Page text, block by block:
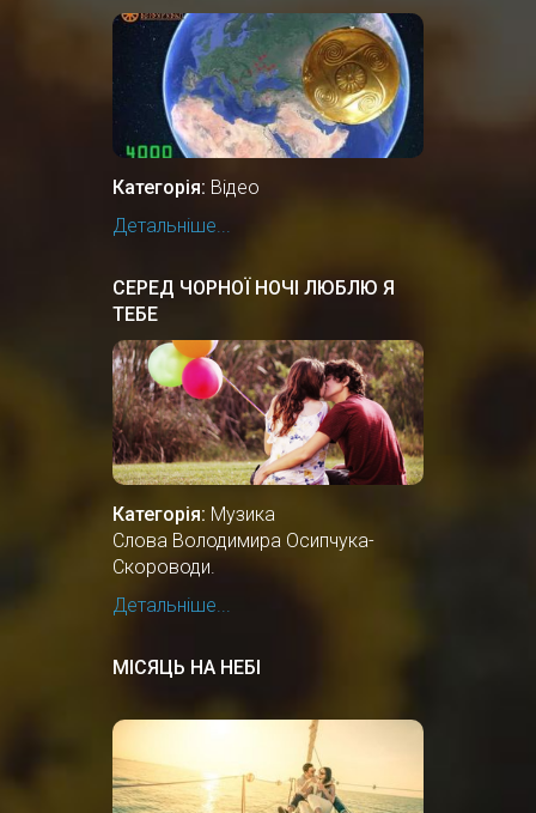
Категорія: Відео
Детальніше...
СЕРЕД ЧОРНОЇ НОЧІ ЛЮБЛЮ Я
ТЕБЕ
Категорія: Музика
Слова Володимира Осипчука-
Скороводи.
Детальніше...
МІСЯЦЬ НА НЕБІ